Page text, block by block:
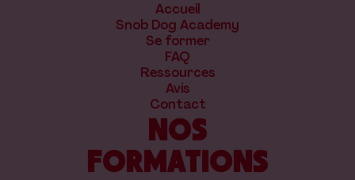
Accueil
Snob Dog Academy
Se former
FAQ
Ressources
Avis
Contact
NOS
FORMATIONS